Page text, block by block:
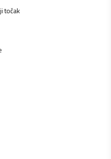
točak